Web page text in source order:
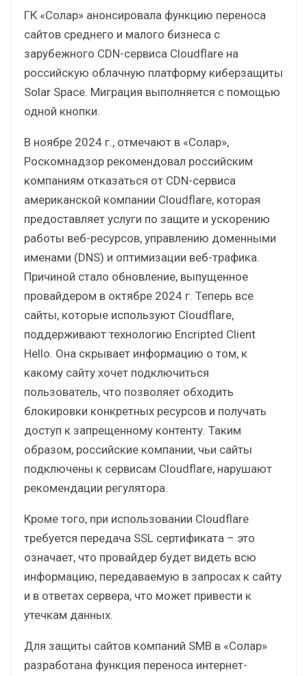
ГК «Солар» анонсировала функцию переноса
сайтов среднего и малого бизнеса с
зарубежного CDN-cервиса Cloudflare на
российскую облачную платформу киберзащиты
Solar Space. Миграция выполняется с помощью
одной кнопки.
В ноябре 2024 г., отмечают в «Солар»,
Роскомнадзор рекомендовал российским
компаниям отказаться от CDN-сервиса
американской компании Cloudflare, которая
предоставляет услуги по защите и ускорению
работы веб-ресурсов, управлению доменными
именами (DNS) и оптимизации веб-трафика.
Причиной стало обновление, выпущенное
провайдером в октябре 2024 г. Теперь все
сайты, которые используют Cloudflare,
поддерживают технологию Encripted Client
Hello. Она скрывает информацию о том, к
какому сайту хочет подключиться
пользователь, что позволяет обходить
блокировки конкретных ресурсов и получать
доступ к запрещенному контенту. Таким
образом, российские компании, чьи сайты
подключены к сервисам Cloudflare, нарушают
рекомендации регулятора.
Кроме того, при использовании Cloudflare
требуется передача SSL сертификата – это
означает, что провайдер будет видеть всю
информацию, передаваемую в запросах к сайту
и в ответах сервера, что может привести к
утечкам данных.
Для защиты сайтов компаний SMB в «Cолар»
разработана функция переноса интернет-